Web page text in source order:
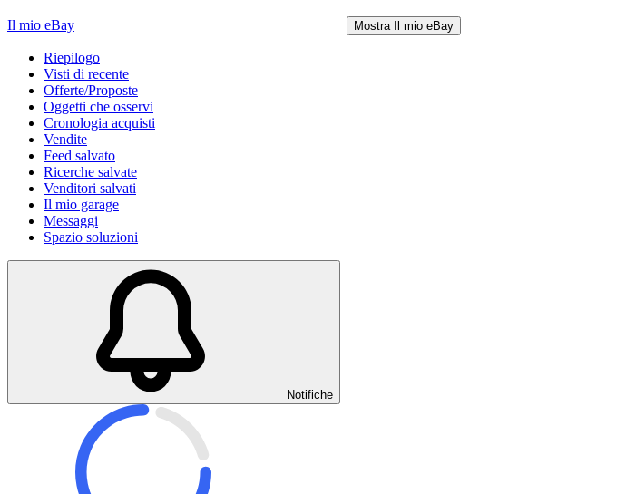
Il mio eBay Mostra Il mio eBay
Riepilogo
Visti di recente
Offerte/Proposte
Oggetti che osservi
Cronologia acquisti
Vendite
Feed salvato
Ricerche salvate
Venditori salvati
Il mio garage
Messaggi
Spazio soluzioni
Notifiche